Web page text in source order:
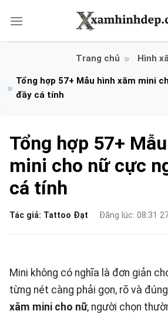
qua
Hình
Tổng hợp 57+ Mẫu hình xăm mini
đầy cá tính
Tổng hợp 57+
mini cho nữ cực
cá tính
Tác giả: Tattoo Đạt Đăng lúc: 08:31
Mini không có nghĩa là đơn giản
từng nét càng phải gọn, rõ và
xăm mini cho nữ, người chọn